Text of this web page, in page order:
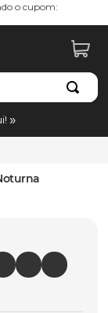
o cupom: